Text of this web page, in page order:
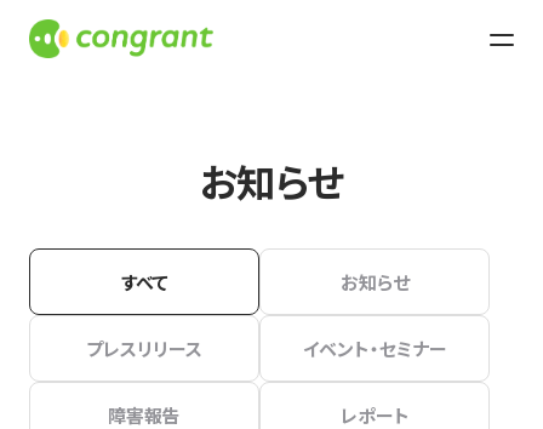
お知らせ
すべて お知らせ
プレスリリース イベント・セミナー
障害報告 レポート